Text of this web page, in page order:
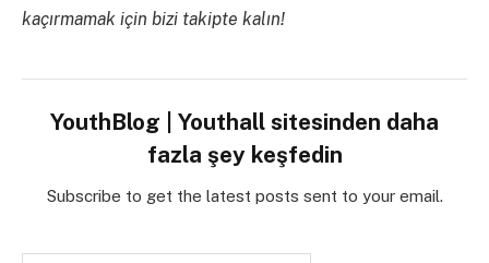
kaçırmamak için bizi takipte kalın!
YouthBlog | Youthall sitesinden daha
fazla şey keşfedin
Subscribe to get the latest posts sent to your email.
E-postanızı yazın…